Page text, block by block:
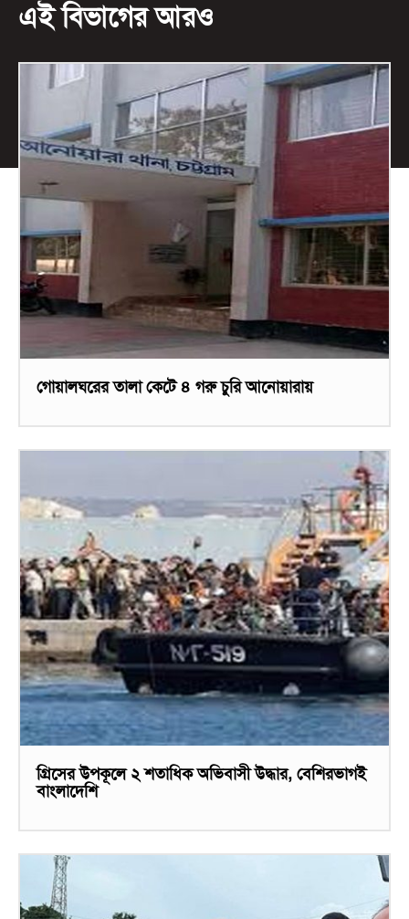
এই বিভাগের আরও
গোয়ালঘরের তালা কেটে ৪ গরু চুরি আনোয়ারায়
গ্রিসের উপকূলে ২ শতাধিক অভিবাসী উদ্ধার, বেশিরভাগই
বাংলাদেশি